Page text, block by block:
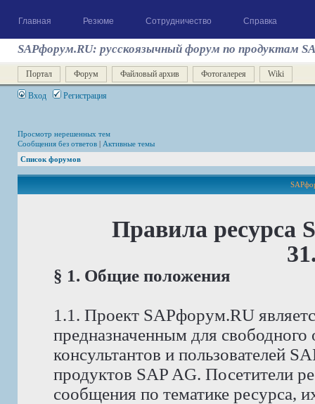
Главная Резюме Сотрудничество Справка
SAPфорум.RU: русскоязычный форум по продуктам
Портал Форум Файловый архив Фотогалерея Wiki
Вход Регистрация
Просмотр нерешенных тем
Сообщения без ответов | Активные темы
Список форумов
Правила ресурса
§ 1. Общие положения
1.1. Проект SAPфорум.RU
предназначенным для
консультантов и пользователей
продуктов SAP AG. Посетители
сообщения по тематике ресурса,